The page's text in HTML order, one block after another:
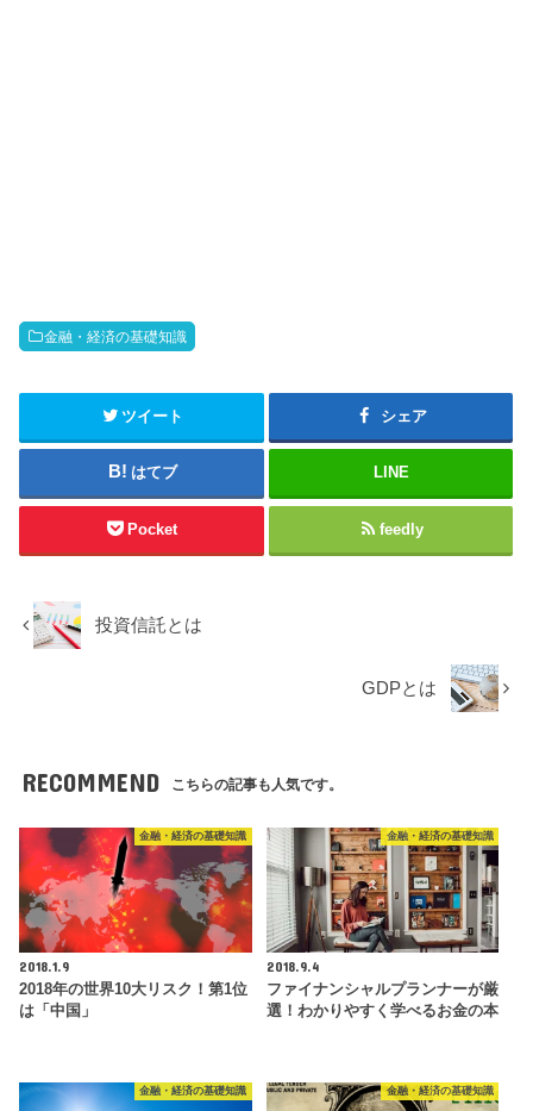
金融・経済の基礎知識
ツイート シェア
はてブ LINE
Pocket feedly
投資信託とは
GDPとは
RECOMMEND こちらの記事も人気です。
金融・経済の基礎知識
2018.1.9
2018年の世界10大リスク！第1位
は「中国」
金融・経済の基礎知識
2018.9.4
ファイナンシャルプランナーが厳
選！わかりやすく学べるお金の本
金融・経済の基礎知識 金融・経済の基礎知識